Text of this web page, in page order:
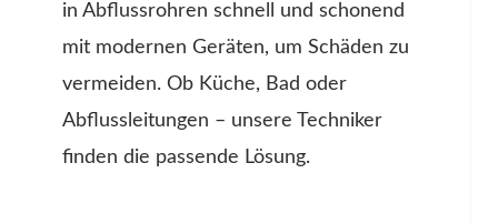
in Abflussrohren schnell und schonend
mit modernen Geräten, um Schäden zu
vermeiden. Ob Küche, Bad oder
Abflussleitungen – unsere Techniker
finden die passende Lösung.